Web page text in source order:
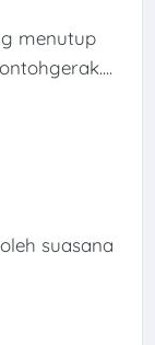
menutup
suasana